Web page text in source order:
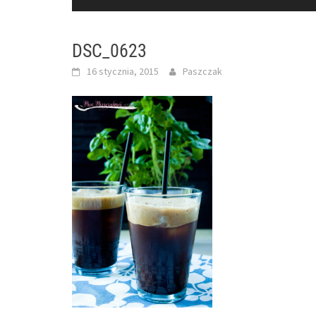
DSC_0623
16 stycznia, 2015 Paszczak